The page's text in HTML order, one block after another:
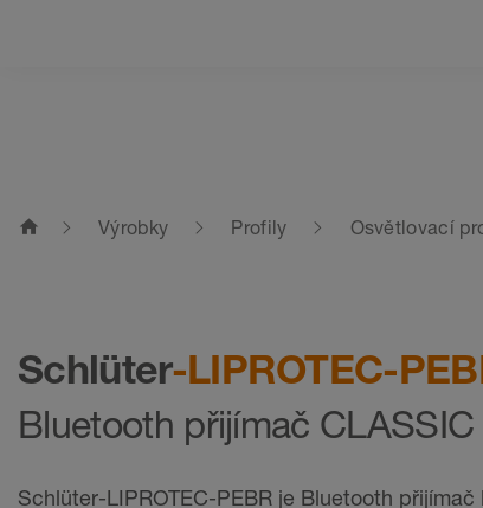
home Výrobky Profily Osvětlovací
Schlüter-LIPROTEC-
Bluetooth přijímač CLASSIC
Schlüter-LIPROTEC-PEBR je Bluetooth